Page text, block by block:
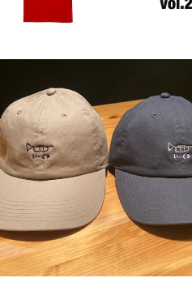
キャップ[2025 Summer]
¥3,500
SOLD OUT